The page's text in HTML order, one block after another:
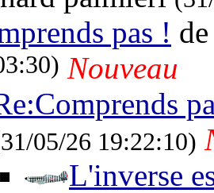
pas !
Nouveau
05/26 19:22:10)
L'inverse